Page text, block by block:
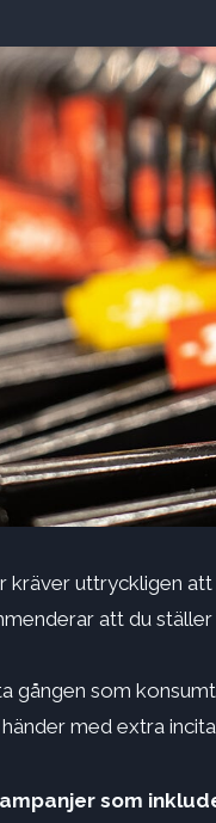
kräver uttryckligen
att du
gången som
med extra
som